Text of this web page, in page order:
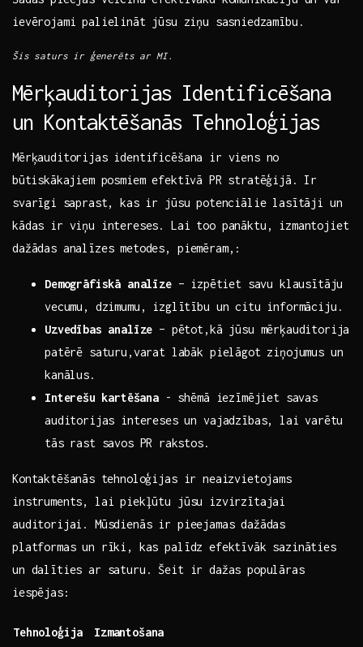
ievērojami palielināt⁤ jūsu ziņu sasniedzamību.
Šis saturs ir ģenerēts ar MI.
Mērķauditorijas ⁣Identificēšana
un ‌Kontaktēšanās ⁤Tehnoloģijas
Mērķauditorijas identificēšana ir viens no
⁢būtiskākajiem‌ posmiem efektīvā ​PR stratēģijā.​ Ir
svarīgi ⁢saprast, kas ‌ir jūsu potenciālie lasītāji un
kādas ir viņu intereses. Lai too panāktu, izmantojiet
dažādas analīzes metodes, piemēram,:
Demogrāfiskā​ analīze– ⁢izpētiet ‌savu klausītāju
vecumu,​ dzimumu, izglītību un citu informāciju.
Uzvedības‍ analīze – pētot,kā jūsu mērķauditorija
patērē saturu,varat labāk pielāgot ziņojumus un
kanālus.
Interešu ⁣kartēšana-​ shēmā​ iezīmējiet ‍savas
auditorijas intereses un‌ vajadzības,⁣ lai varētu
tās rast savos PR ⁤rakstos.
Kontaktēšanās ⁣tehnoloģijas ir neaizvietojams
instruments, lai piekļūtu jūsu‌ izvirzītajai⁢
auditorijai. Mūsdienās ir pieejamas dažādas
platformas un‌ rīki, kas palīdz efektīvāk sazināties
un dalīties ar saturu. Šeit‌ ir dažas populāras
iespējas:
Tehnoloģija Izmantošana